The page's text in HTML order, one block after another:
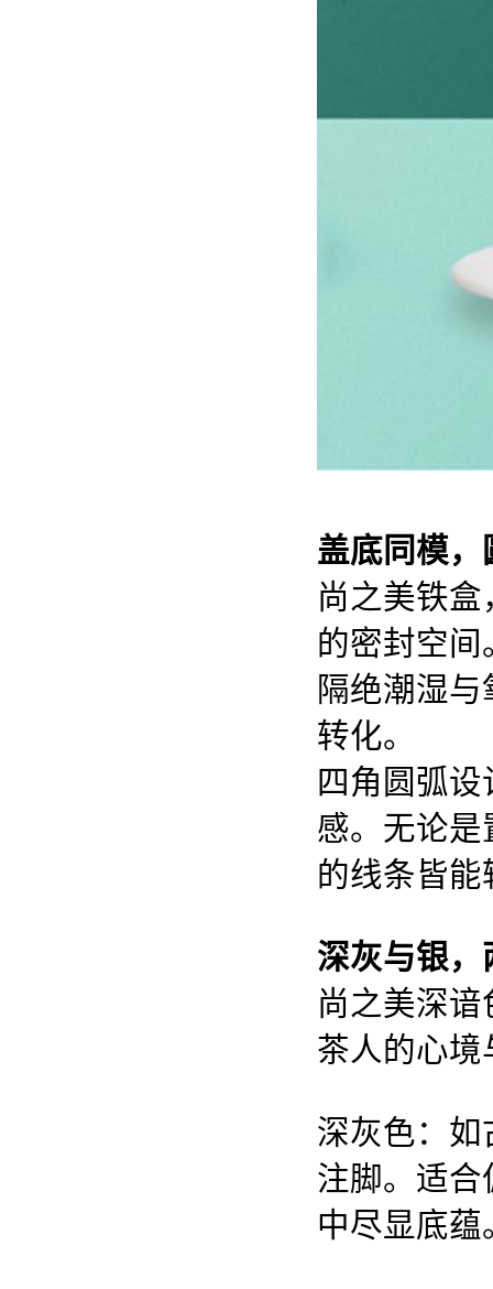
盖底同模
尚之美铁盒
的密封空
隔绝潮湿
转化。
四角圆弧
感。无论是
的线条皆
深灰与银
尚之美深
茶人的心境
深灰色：如
注脚。适合
中尽显底蕴